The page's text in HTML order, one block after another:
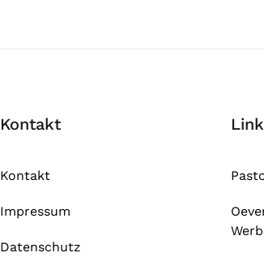
Kontakt
Kontakt
Impressum
Datenschutz